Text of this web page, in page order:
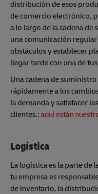
distribución de esos
de comercio electrónico,
a lo largo de la cadena
una comunicación
obstáculos y establecer
llegar tarde con una de
Una cadena de
rápidamente a los
la demanda y satisfacer
clientes.: aquí están
Logística
La logística es la parte de
tu empresa es
de inventario, la